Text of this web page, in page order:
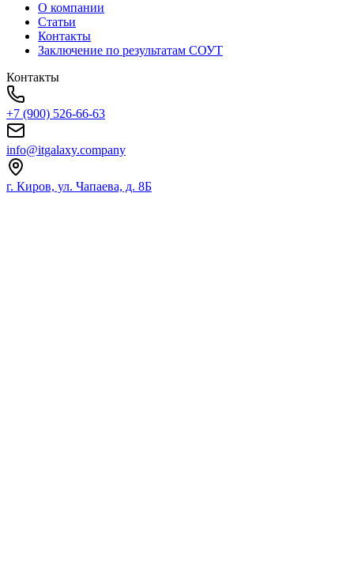
О компании
Статьи
Контакты
Заключение по результатам СОУТ
Контакты
+7 (900) 526-66-63
info@itgalaxy.company
г. Киров, ул. Чапаева, д. 8Б